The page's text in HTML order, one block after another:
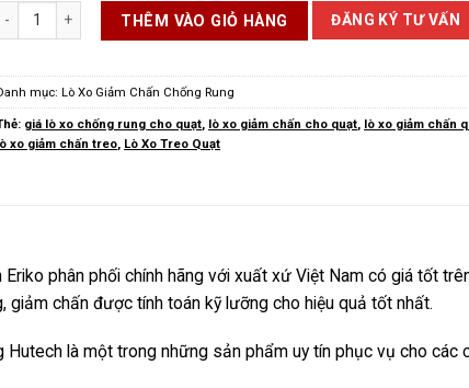
Lò Xo Treo Quạt số lượng
THÊM VÀO GIỎ HÀNG ĐĂNG KÝ TƯ VẤN
mục:Lò Xo Giảm Chấn Chống Rung
giá lò xo chống rung cho quạt, lò xo giảm chấn cho quạt, lò xo giảm chấn
xo giảm chấn treo, Lò Xo Treo Quạt
phân phối chính hãng với xuất xứ Việt Nam có giá tốt
chấn được tính toán kỹ lưỡng cho hiệu quả tốt nhất.
Hutech là một trong những sản phẩm uy tín phục vụ cho các